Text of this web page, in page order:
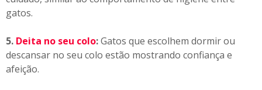
gatos.
5. Deita no seu colo:Gatos que escolhem dormir ou
descansar no seu colo estão mostrando confiança e
afeição.